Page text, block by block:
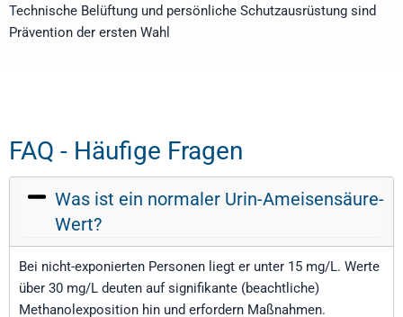
Technische Belüftung und persönliche Schutzausrüstung sind
Prävention der ersten Wahl
FAQ - Häufige Fragen
Was ist ein normaler Urin-Ameisensäure-
Wert?
Bei nicht-exponierten Personen liegt er unter 15 mg/L. Werte
über 30 mg/L deuten auf signifikante (beachtliche)
Methanolexposition hin und erfordern Maßnahmen.